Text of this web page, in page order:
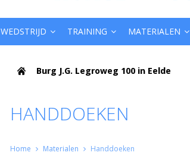
WEDSTRIJD TRAINING MATERIALEN
Burg J.G. Legroweg 100 in Eelde
HANDDOEKEN
Home Materialen Handdoeken